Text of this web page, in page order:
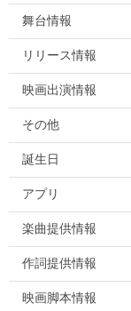
舞台情報
リリース情報
映画出演情報
その他
誕生日
アプリ
楽曲提供情報
作詞提供情報
映画脚本情報